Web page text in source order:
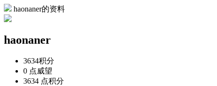
haonaner的资料
haonaner
3634积分
0 点威望
3634 点积分